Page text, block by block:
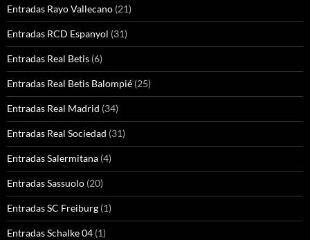
Entradas Rayo Vallecano (21)
Entradas RCD Espanyol (31)
Entradas Real Betis (6)
Entradas Real Betis Balompié (25)
Entradas Real Madrid (34)
Entradas Real Sociedad (31)
Entradas Salermitana (4)
Entradas Sassuolo (20)
Entradas SC Freiburg (1)
Entradas Schalke 04 (1)